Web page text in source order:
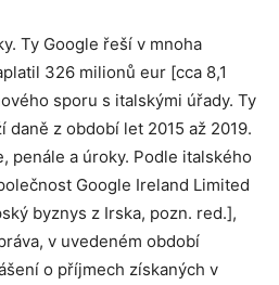
Ty Google řeší v mnoha
326 milionů eur [cca 8,1
sporu s italskými úřady. Ty
z období let 2015 až 2019.
penále a úroky. Podle italského
Google Ireland Limited
byznys z Irska, pozn. red.],
v uvedeném období
o příjmech získaných v